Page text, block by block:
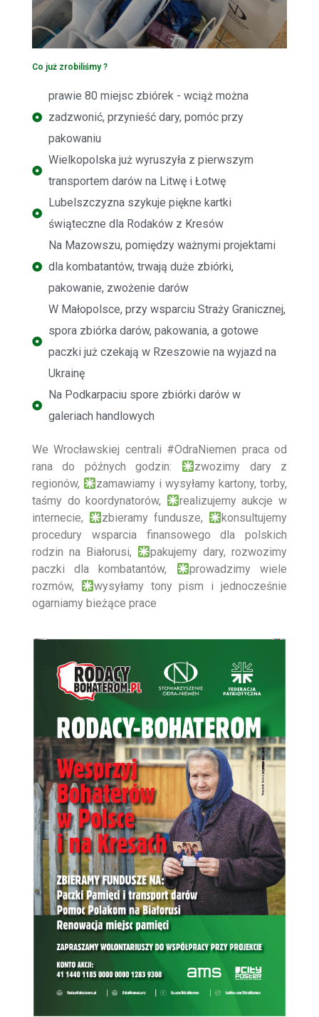
Co już zrobiliśmy ?
prawie 80 miejsc zbiórek - wciąż można
zadzwonić, przynieść dary, pomóc przy
pakowaniu
Wielkopolska już wyruszyła z pierwszym
transportem darów na Litwę i Łotwę
Lubelszczyzna szykuje piękne kartki
świąteczne dla Rodaków z Kresów
Na Mazowszu, pomiędzy ważnymi projektami
dla kombatantów, trwają duże zbiórki,
pakowanie, zwożenie darów
W Małopolsce, przy wsparciu Straży Granicznej,
spora zbiórka darów, pakowania, a gotowe
paczki już czekają w Rzeszowie na wyjazd na
Ukrainę
Na Podkarpaciu spore zbiórki darów w
galeriach handlowych
We Wrocławskiej centrali #OdraNiemen praca od
rana do późnych godzin:
zwozimy dary z
regionów,
zamawiamy i wysyłamy kartony, torby,
taśmy do koordynatorów,
realizujemy aukcje w
internecie,
zbieramy fundusze,
konsultujemy
procedury wsparcia finansowego dla polskich
rodzin na Białorusi,
pakujemy dary, rozwozimy
paczki dla kombatantów,
prowadzimy wiele
rozmów,
wysyłamy tony pism i jednocześnie
ogarniamy bieżące prace